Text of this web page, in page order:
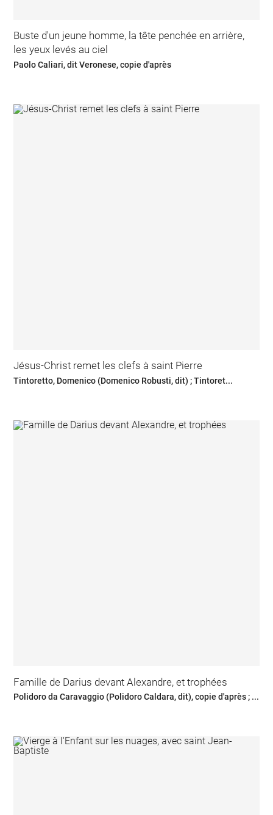
Buste d'un jeune homme, la tête penchée en arrière,
les yeux levés au ciel
Paolo Caliari, dit Veronese, copie d'après
Jésus-Christ remet les clefs à saint Pierre
Tintoretto, Domenico (Domenico Robusti, dit) ; Tintoret...
Famille de Darius devant Alexandre, et trophées
Polidoro da Caravaggio (Polidoro Caldara, dit), copie d'après ; ...